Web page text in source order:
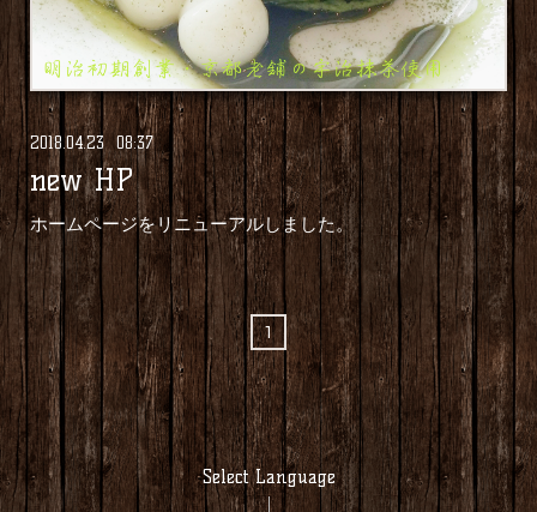
2018.04.23 08:37
new HP
ホームページをリニューアルしました。
1
Select Language